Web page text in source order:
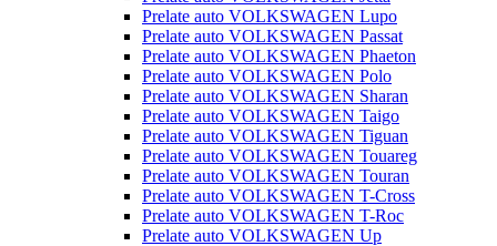
Prelate auto VOLKSWAGEN Lupo
Prelate auto VOLKSWAGEN Passat
Prelate auto VOLKSWAGEN Phaeton
Prelate auto VOLKSWAGEN Polo
Prelate auto VOLKSWAGEN Sharan
Prelate auto VOLKSWAGEN Taigo
Prelate auto VOLKSWAGEN Tiguan
Prelate auto VOLKSWAGEN Touareg
Prelate auto VOLKSWAGEN Touran
Prelate auto VOLKSWAGEN T-Cross
Prelate auto VOLKSWAGEN T-Roc
Prelate auto VOLKSWAGEN Up